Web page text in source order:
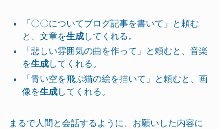
「〇〇についてブログ記事を書いて」と頼む
と、文章を生成してくれる。
「悲しい雰囲気の曲を作って」と頼むと、音楽
を生成してくれる。
「青い空を飛ぶ猫の絵を描いて」と頼むと、画
像を生成してくれる。
まるで人間と会話するように、お願いした内容に